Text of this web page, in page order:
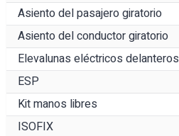
Asiento del pasajero giratorio
Asiento del conductor giratorio
Elevalunas eléctricos delanteros
ESP
Kit manos libres
ISOFIX